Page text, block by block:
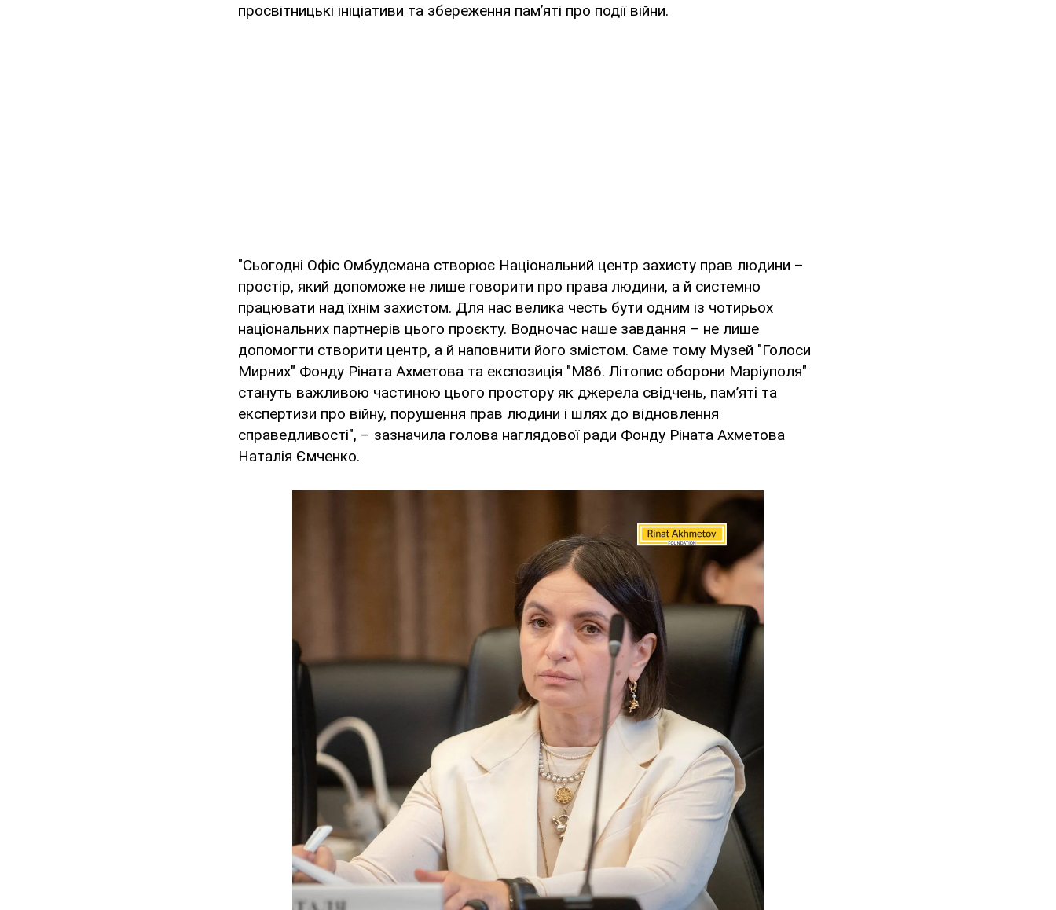
просвітницькі ініціативи та збереження пам’яті про події війни.
"Сьогодні Офіс Омбудсмана створює Національний центр захисту прав людини –
простір, який допоможе не лише говорити про права людини, а й системно
працювати над їхнім захистом. Для нас велика честь бути одним із чотирьох
національних партнерів цього проєкту. Водночас наше завдання – не лише
допомогти створити центр, а й наповнити його змістом. Саме тому Музей "Голоси
Мирних" Фонду Ріната Ахметова та експозиція "М86. Літопис оборони Маріуполя"
стануть важливою частиною цього простору як джерела свідчень, пам’яті та
експертизи про війну, порушення прав людини і шлях до відновлення
справедливості", – зазначила голова наглядової ради Фонду Ріната Ахметова
Наталія Ємченко.